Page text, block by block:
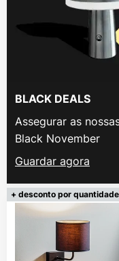
BLACK DEALS
Assegurar as
Black November
Guardar agora
+ desconto por quantidade